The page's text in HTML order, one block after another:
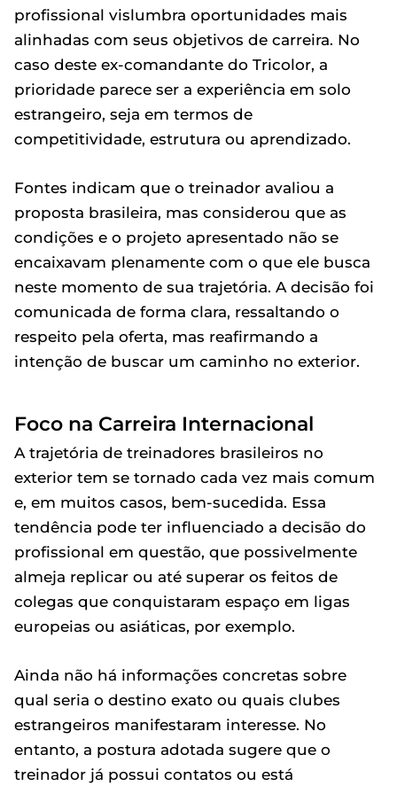
profissional vislumbra oportunidades mais
alinhadas com seus objetivos de carreira. No
caso deste ex-comandante do Tricolor, a
prioridade parece ser a experiência em solo
estrangeiro, seja em termos de
competitividade, estrutura ou aprendizado.
Fontes indicam que o treinador avaliou a
proposta brasileira, mas considerou que as
condições e o projeto apresentado não se
encaixavam plenamente com o que ele busca
neste momento de sua trajetória. A decisão foi
comunicada de forma clara, ressaltando o
respeito pela oferta, mas reafirmando a
intenção de buscar um caminho no exterior.
Foco na Carreira Internacional
A trajetória de treinadores brasileiros no
exterior tem se tornado cada vez mais comum
e, em muitos casos, bem-sucedida. Essa
tendência pode ter influenciado a decisão do
profissional em questão, que possivelmente
almeja replicar ou até superar os feitos de
colegas que conquistaram espaço em ligas
europeias ou asiáticas, por exemplo.
Ainda não há informações concretas sobre
qual seria o destino exato ou quais clubes
estrangeiros manifestaram interesse. No
entanto, a postura adotada sugere que o
treinador já possui contatos ou está